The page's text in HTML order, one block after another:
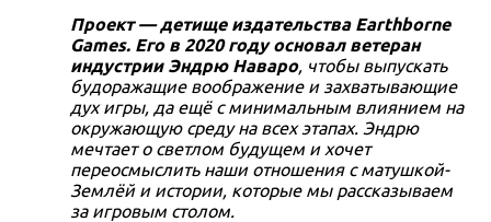
Проект — детище издательства Earthborne
Games. Его в 2020 году основал ветеран
индустрии Эндрю Наваро, чтобы выпускать
будоражащие воображение и захватывающие
дух игры, да ещё с минимальным влиянием на
окружающую среду на всех этапах. Эндрю
мечтает о светлом будущем и хочет
переосмыслить наши отношения с матушкой-
Землёй и истории, которые мы рассказываем
за игровым столом.